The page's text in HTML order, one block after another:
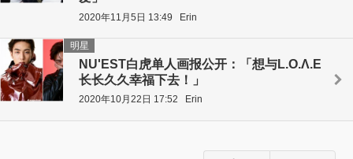
2020年11月5日 13:49 Erin
NU'EST白虎单人画报公开：「想与L.O.Λ.E
长长久久幸福下去！」
明星
2020年10月22日 17:52 Erin